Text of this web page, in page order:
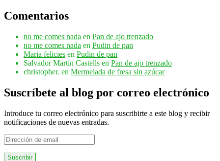
Comentarios
no me comes nada en Pan de ajo trenzado
no me comes nada en Pudin de pan
Maria felicies en Pudin de pan
Salvador Martín Castells en Pan de ajo trenzado
christopher. en Mermelada de fresa sin azúcar
Suscríbete al blog por correo electrónico
Introduce tu correo electrónico para suscribirte a este blog y recibir
notificaciones de nuevas entradas.
Dirección
de
email